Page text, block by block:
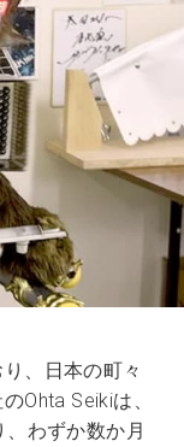
、日本の町々
Ohta Seikiは、
わずか数か月